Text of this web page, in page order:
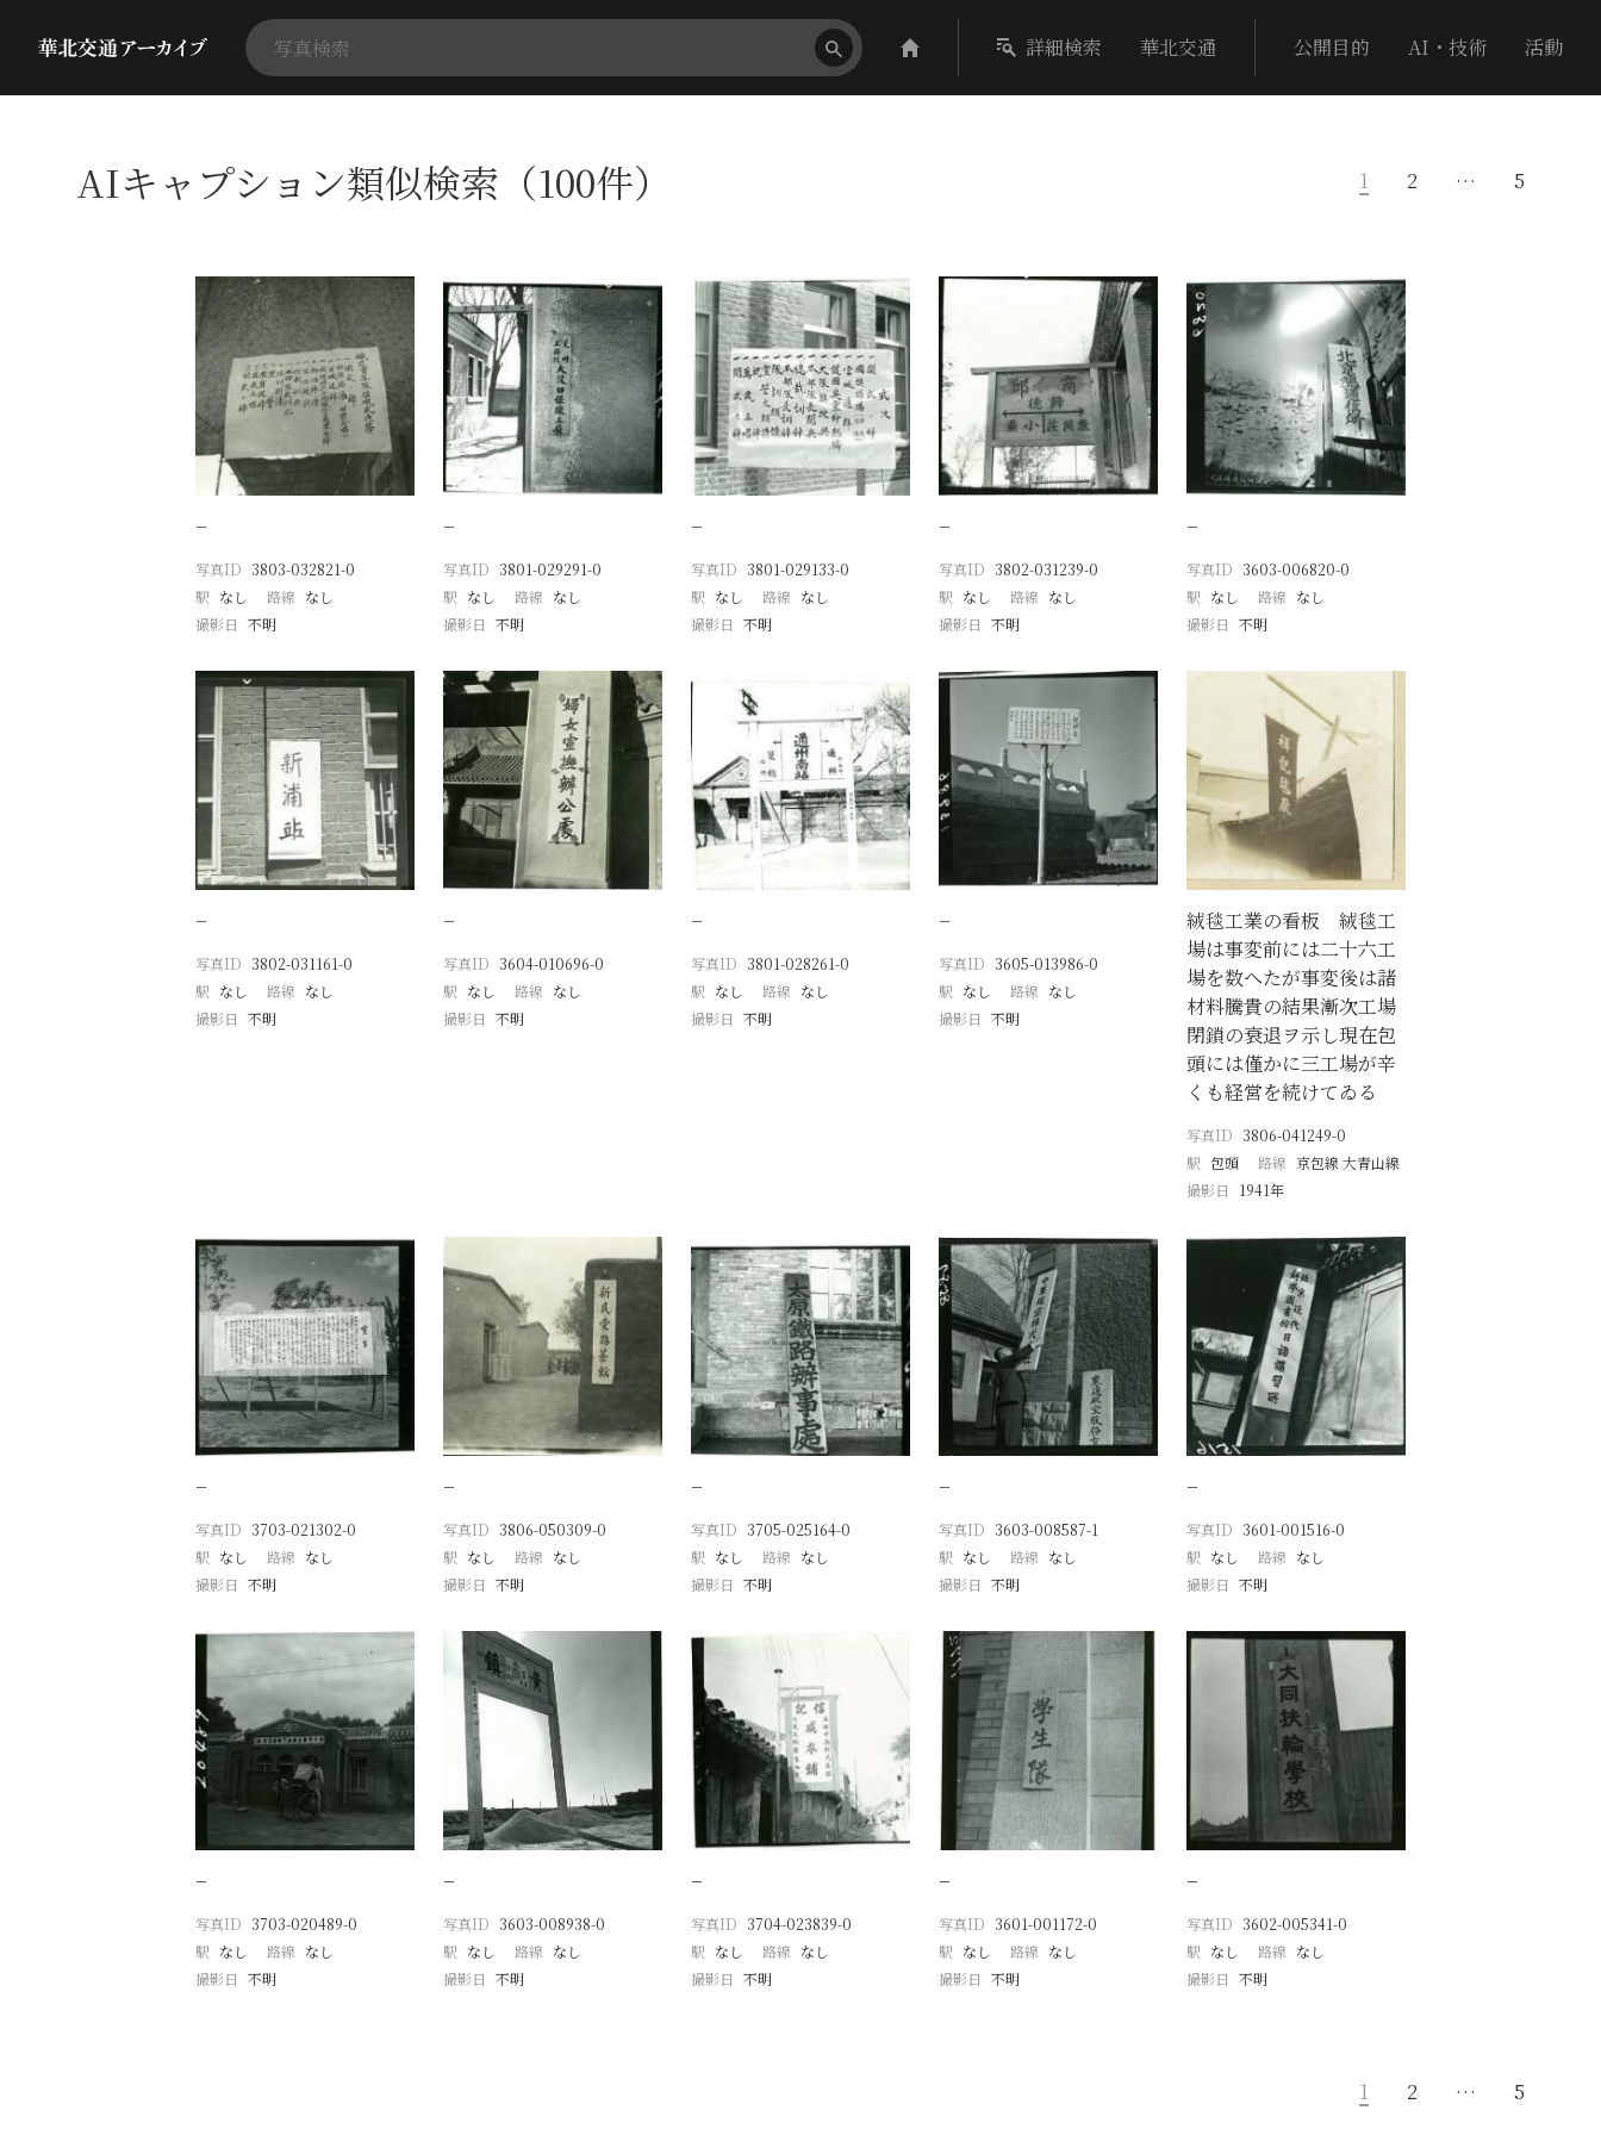
詳細検索 華北交通 公開目的 AI・技術 活動
AIキャプション類似検索（100件） 1 2 … 5
−
写真ID 3803-032821-0
駅 なし 路線 なし
撮影日 不明
−
写真ID 3801-029291-0
駅 なし 路線 なし
撮影日 不明
−
写真ID 3801-029133-0
駅 なし 路線 なし
撮影日 不明
−
写真ID 3802-031239-0
駅 なし 路線 なし
撮影日 不明
−
写真ID 3603-006820-0
駅 なし 路線 なし
撮影日 不明
−
写真ID 3802-031161-0
駅 なし 路線 なし
撮影日 不明
−
写真ID 3604-010696-0
駅 なし 路線 なし
撮影日 不明
−
写真ID 3801-028261-0
駅 なし 路線 なし
撮影日 不明
−
写真ID 3605-013986-0
駅 なし 路線 なし
撮影日 不明
絨毯工業の看板 絨毯工
場は事変前には二十六工
場を数へたが事変後は諸
材料騰貴の結果漸次工場
閉鎖の衰退ヲ示し現在包
頭には僅かに三工場が辛
くも経営を続けてゐる
写真ID 3806-041249-0
駅 包頭 路線 京包線 大青山線
撮影日
1941年
−
写真ID 3703-021302-0
駅 なし 路線 なし
撮影日 不明
−
写真ID 3806-050309-0
駅 なし 路線 なし
撮影日 不明
−
写真ID 3705-025164-0
駅 なし 路線 なし
撮影日 不明
−
写真ID 3603-008587-1
駅 なし 路線 なし
撮影日 不明
−
写真ID 3601-001516-0
駅 なし 路線 なし
撮影日 不明
−
写真ID 3703-020489-0
駅 なし 路線 なし
撮影日 不明
−
写真ID 3603-008938-0
駅 なし 路線 なし
撮影日 不明
−
写真ID 3704-023839-0
駅 なし 路線 なし
撮影日 不明
−
写真ID 3601-001172-0
駅 なし 路線 なし
撮影日 不明
−
写真ID 3602-005341-0
駅 なし 路線 なし
撮影日 不明
1 2 … 5